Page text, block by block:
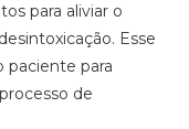
para aliviar o
Esse
paciente para
de